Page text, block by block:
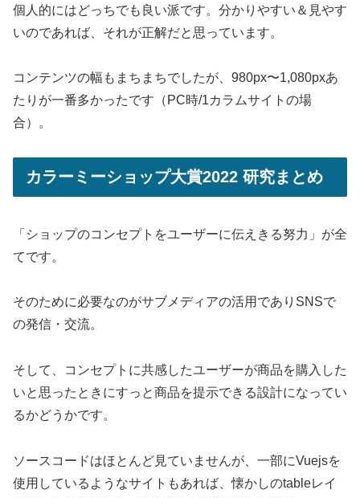
個人的にはどっちでも良い派です。分かりやすい＆見やす
いのであれば、それが正解だと思っています。
コンテンツの幅もまちまちでしたが、980px〜1,080pxあ
たりが一番多かったです（PC時/1カラムサイトの場
合）。
カラーミーショップ大賞2022 研究まとめ
「ショップのコンセプトをユーザーに伝えきる努力」が全
てです。
そのために必要なのがサブメディアの活用でありSNSで
の発信・交流。
そして、コンセプトに共感したユーザーが商品を購入した
いと思ったときにすっと商品を提示できる設計になってい
るかどうかです。
ソースコードはほとんど見ていませんが、一部にVuejsを
使用しているようなサイトもあれば、懐かしのtableレイ